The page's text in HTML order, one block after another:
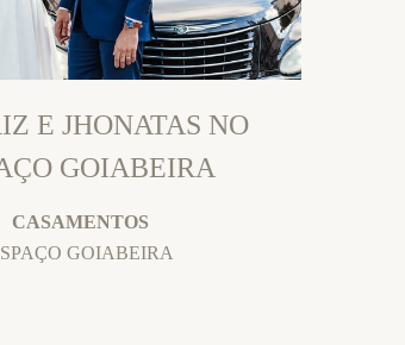
E JHONATAS NO
GOIABEIRA
CASAMENTOS
GOIABEIRA